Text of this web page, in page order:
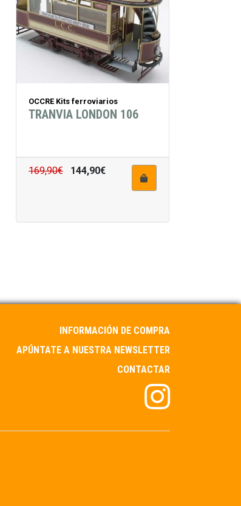
OCCRE Kits ferroviarios
TRANVIA LONDON 106
169,90€ 144,90€
INFORMACIÓN DE COMPRA
APÚNTATE A NUESTRA NEWSLETTER
CONTACTAR